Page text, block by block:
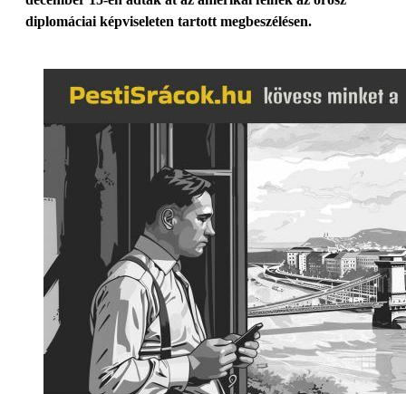
diplomáciai képviseleten tartott megbeszélésen.